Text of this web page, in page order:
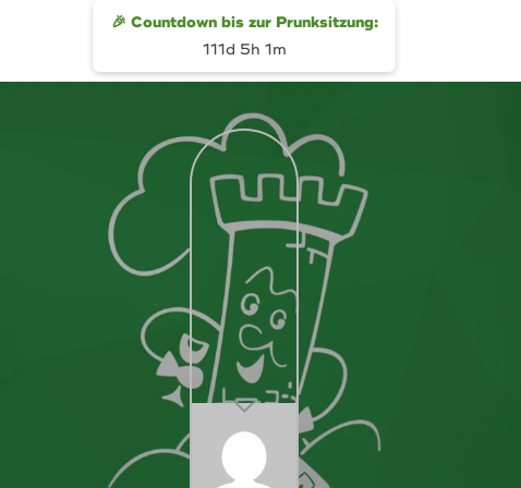
🎉 Countdown bis zur Prunksitzung:
111d 5h 1m
beitrag